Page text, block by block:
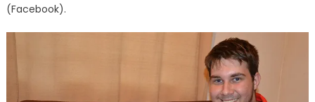
(Facebook).